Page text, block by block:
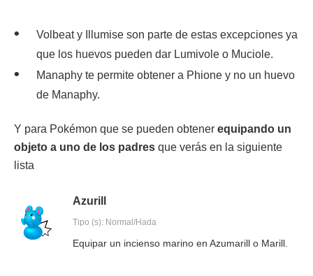
Volbeat y Illumise son parte de estas excepciones ya
que los huevos pueden dar Lumivole o Muciole.
Manaphy te permite obtener a Phione y no un huevo
de Manaphy.
Y para Pokémon que se pueden obtener equipando un
objeto a uno de los padres que verás en la siguiente
lista
Azurill
Tipo (s): Normal/Hada
Equipar un incienso marino en Azumarill o Marill.